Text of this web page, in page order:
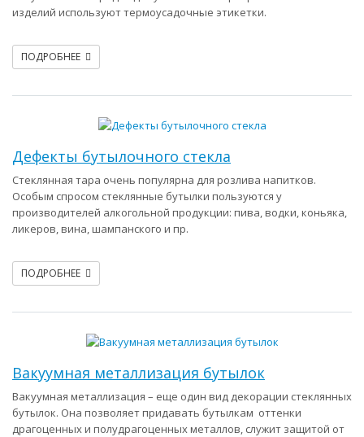
изделий используют термоусадочные этикетки.
ПОДРОБНЕЕ
Дефекты бутылочного стекла
Стеклянная тара очень популярна для розлива напитков.
Особым спросом стеклянные бутылки пользуются у
производителей алкогольной продукции: пива, водки, коньяка,
ликеров, вина, шампанского и пр.
ПОДРОБНЕЕ
Вакуумная металлизация бутылок
Вакуумная металлизация – еще один вид декорации стеклянных
бутылок. Она позволяет придавать бутылкам оттенки
драгоценных и полудрагоценных металлов, служит защитой от